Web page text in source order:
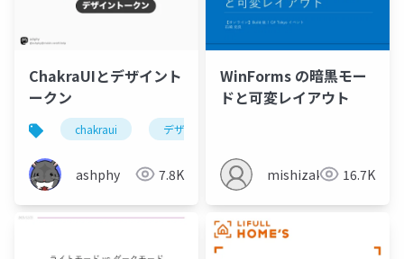
ChakraUIとデザイント
ークン
chakraui デザイントークン
ashphy 7.8K
WinForms の暗黒モー
ドと可変レイアウト
mishizaki 16.7K